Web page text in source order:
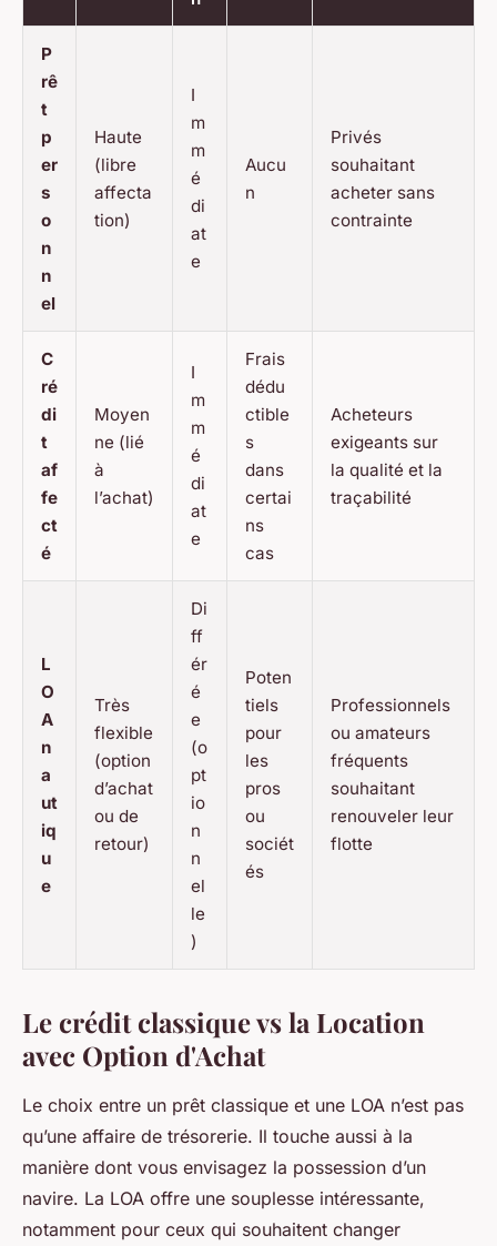
P
rê
t
p
er
s
o
n
n
el
Haute
(libre
affecta
tion)
I
m
m
é
di
at
e
Aucu
n
Privés
souhaitant
acheter sans
contrainte
C
ré
di
t
af
fe
ct
é
Moyen
ne (lié
à
l’achat)
I
m
m
é
di
at
e
Frais
dédu
ctible
s
dans
certai
ns
cas
Acheteurs
exigeants sur
la qualité et la
traçabilité
L
O
A
n
a
ut
iq
u
e
Très
flexible
(option
d’achat
ou de
retour)
Di
ff
ér
é
e
(o
pt
io
n
n
el
le
)
Poten
tiels
pour
les
pros
ou
sociét
és
Professionnels
ou amateurs
fréquents
souhaitant
renouveler leur
flotte
Le crédit classique vs la Location
avec Option d'Achat
Le choix entre un prêt classique et une LOA n’est pas
qu’une affaire de trésorerie. Il touche aussi à la
manière dont vous envisagez la possession d’un
navire. La LOA offre une souplesse intéressante,
notamment pour ceux qui souhaitent changer